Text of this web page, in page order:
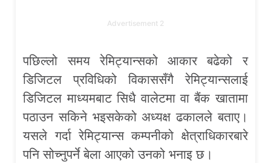
Advertisement 2
पछिल्लो समय रेमिट्यान्सको आकार बढेको र
डिजिटल प्रविधिको विकाससँगै रेमिट्यान्सलाई
डिजिटल माध्यमबाट सिधै वालेटमा वा बैंक खातामा
पठाउन सकिने भइसकेको अध्यक्ष ढकालले बताए।
यसले गर्दा रेमिट्यान्स कम्पनीको क्षेत्राधिकारबारे
पनि सोच्नुपर्ने बेला आएको उनको भनाइ छ।